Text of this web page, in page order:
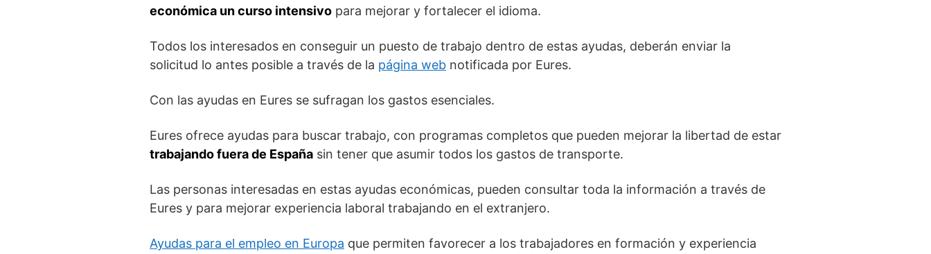
económica un curso intensivo para mejorar y fortalecer el idioma.
Todos los interesados en conseguir un puesto de trabajo dentro de estas ayudas, deberán enviar la
solicitud lo antes posible a través de la página web notificada por Eures.
Con las ayudas en Eures se sufragan los gastos esenciales.
Eures ofrece ayudas para buscar trabajo, con programas completos que pueden mejorar la libertad de estar
trabajando fuera de España sin tener que asumir todos los gastos de transporte.
Las personas interesadas en estas ayudas económicas, pueden consultar toda la información a través de
Eures y para mejorar experiencia laboral trabajando en el extranjero.
Ayudas para el empleo en Europa que permiten favorecer a los trabajadores en formación y experiencia